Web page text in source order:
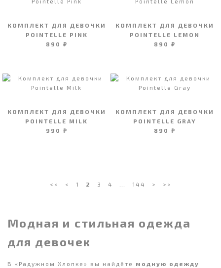
КОМПЛЕКТ ДЛЯ ДЕВОЧКИ
POINTELLE PINK
890 ₽
КОМПЛЕКТ ДЛЯ ДЕВОЧКИ
POINTELLE LEMON
890 ₽
КОМПЛЕКТ ДЛЯ ДЕВОЧКИ
POINTELLE MILK
990 ₽
КОМПЛЕКТ ДЛЯ ДЕВОЧКИ
POINTELLE GRAY
890 ₽
<< < 1 2 3 4 144 > >>
Модная и стильная одежда
для девочек
В «Радужном Хлопке» вы найдёте модную одежду